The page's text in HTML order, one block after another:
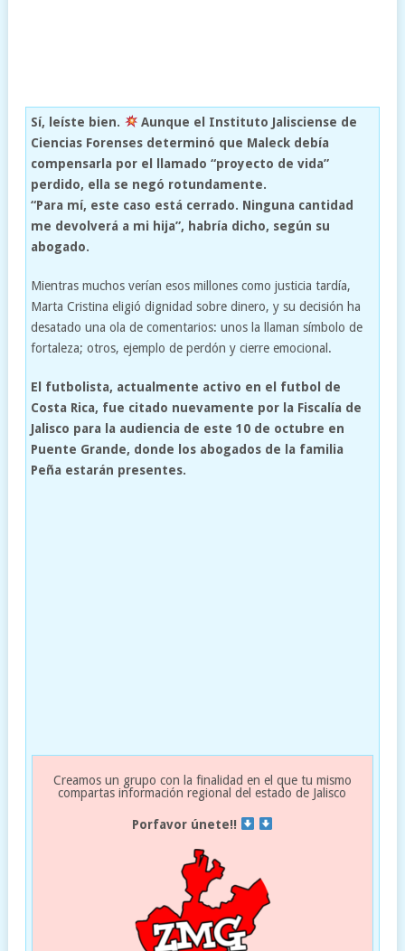
Sí, leíste bien.
Aunque el Instituto Jalisciense de
Ciencias Forenses determinó que Maleck debía
compensarla por el llamado “proyecto de vida”
perdido, ella se negó rotundamente.
“Para mí, este caso está cerrado. Ninguna cantidad
me devolverá a mi hija”, habría dicho, según su
abogado.
Mientras muchos verían esos millones como justicia tardía,
Marta Cristina eligió dignidad sobre dinero, y su decisión ha
desatado una ola de comentarios: unos la llaman símbolo de
fortaleza; otros, ejemplo de perdón y cierre emocional.
El futbolista, actualmente activo en el futbol de
Costa Rica, fue citado nuevamente por la Fiscalía de
Jalisco para la audiencia de este 10 de octubre en
Puente Grande, donde los abogados de la familia
Peña estarán presentes.
Creamos un grupo con la finalidad en el que tu mismo
compartas información regional del estado de Jalisco
Porfavor únete!!